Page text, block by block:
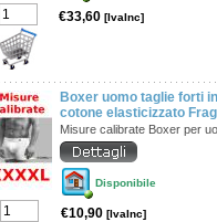
€33,60 [IvaInc]
Boxer uomo taglie forti
cotone elasticizzato
Misure calibrate Boxer per
Disponibile
€10,90 [IvaInc]